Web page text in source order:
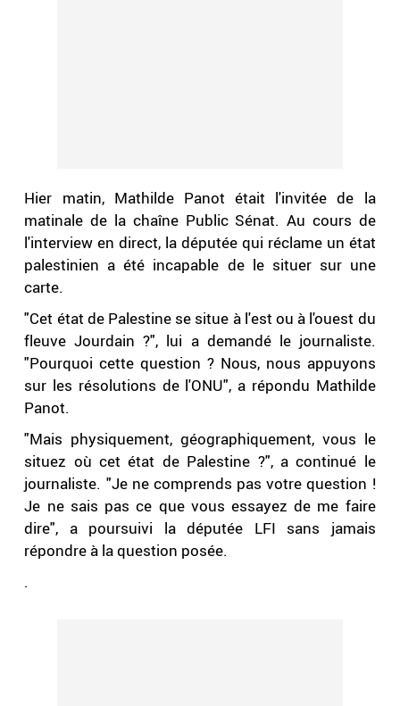
Hier matin, Mathilde Panot était l'invitée de la
matinale de la chaîne Public Sénat. Au cours de
l'interview en direct, la députée qui réclame un état
palestinien a été incapable de le situer sur une
carte.
"Cet état de Palestine se situe à l'est ou à l'ouest du
fleuve Jourdain ?", lui a demandé le journaliste.
"Pourquoi cette question ? Nous, nous appuyons
sur les résolutions de l'ONU", a répondu Mathilde
Panot.
"Mais physiquement, géographiquement, vous le
situez où cet état de Palestine ?", a continué le
journaliste. "Je ne comprends pas votre question !
Je ne sais pas ce que vous essayez de me faire
dire", a poursuivi la députée LFI sans jamais
répondre à la question posée.
.